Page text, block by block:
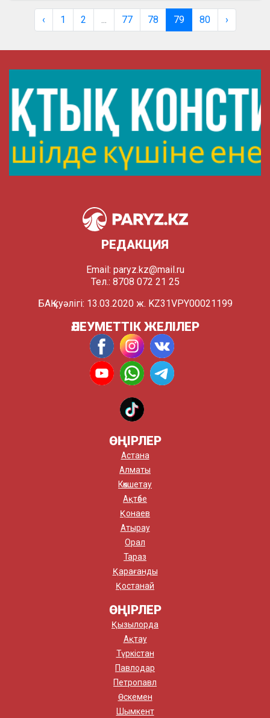
‹ 1 2 ... 77 78 79 80 ›
РЕДАКЦИЯ
Email: paryz.kz@mail.ru
Тел.: 8708 072 21 25
БАҚ куәлігі: 13.03.2020 ж. KZ31VPY00021199
ӘЛЕУМЕТТІК ЖЕЛІЛЕР
ӨҢІРЛЕР
Астана
Алматы
Көкшетау
Ақтөбе
Қонаев
Атырау
Орал
Тараз
Қарағанды
Қостанай
ӨҢІРЛЕР
Қызылорда
Ақтау
Түркістан
Павлодар
Петропавл
Өскемен
Шымкент